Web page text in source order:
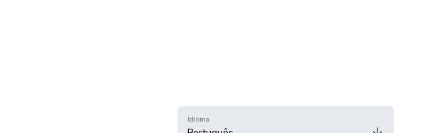
Idioma